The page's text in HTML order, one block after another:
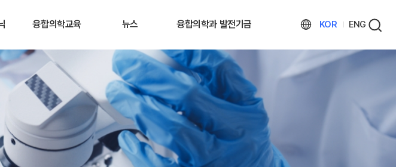
융합의학교육 뉴스 융합의학과 발전기금 KOR ENG